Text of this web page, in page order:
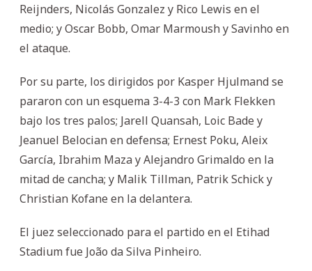
Reijnders, Nicolás Gonzalez y Rico Lewis en el
medio; y Oscar Bobb, Omar Marmoush y Savinho en
el ataque.
Por su parte, los dirigidos por Kasper Hjulmand se
pararon con un esquema 3-4-3 con Mark Flekken
bajo los tres palos; Jarell Quansah, Loic Bade y
Jeanuel Belocian en defensa; Ernest Poku, Aleix
García, Ibrahim Maza y Alejandro Grimaldo en la
mitad de cancha; y Malik Tillman, Patrik Schick y
Christian Kofane en la delantera.
El juez seleccionado para el partido en el Etihad
Stadium fue João da Silva Pinheiro.